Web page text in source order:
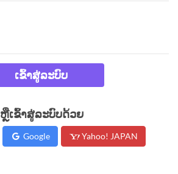
ເຂົ້າສູ່ລະບົບ
ຫຼືເຂົ້າສູ່ລະບົບດ້ວຍ
Google Yahoo! JAPAN